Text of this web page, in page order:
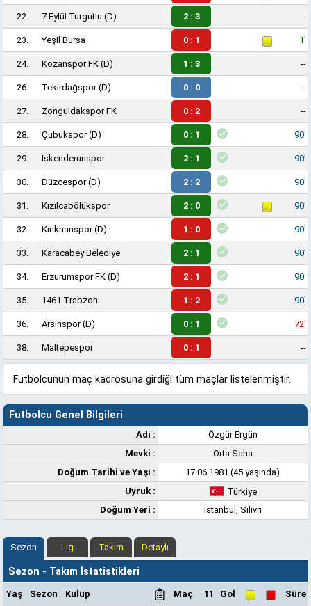
22. 7 Eylül Turgutlu (D) 2 : 3 --
23. Yeşil Bursa 0 : 1 1'
24. Kozanspor FK (D) 1 : 3 --
26. Tekirdağspor(D) 0 : 0 --
27. Zonguldakspor FK 0 : 2 --
28. Çubukspor(D) 0 : 1 90'
29. İskenderunspor 2 : 1 90'
30. Düzcespor(D) 2 : 2 90'
31. Kızılcabölükspor 2 : 0 90'
32. Kırıkhanspor(D) 1 : 0 90'
33. Karacabey Belediye 2 : 1 90'
34. Erzurumspor FK (D) 2 : 1 90'
35. 1461 Trabzon 1 : 2 90'
36. Arsinspor(D) 0 : 1 72'
38. Maltepespor 0 : 1 --
Futbolcunun maç kadrosuna girdiği tüm maçlar listelenmiştir.
Futbolcu Genel Bilgileri
Adı :
Özgür Ergün
Mevki :
Orta Saha
Doğum Tarihi ve Yaşı :
17.06.1981 (45 yaşında)
Uyruk :
Türkiye
Doğum Yeri :
İstanbul, Silivri
Sezon Lig Takım Detaylı
Sezon - Takım İstatistikleri
Yaş Sezon Kulüp Maç 11 Gol
Süre